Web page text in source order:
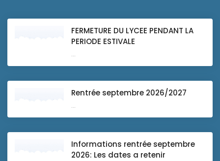
FERMETURE DU LYCEE PENDANT LA
PERIODE ESTIVALE
...
Rentrée septembre 2026/2027
...
Informations rentrée septembre
2026: Les dates a retenir